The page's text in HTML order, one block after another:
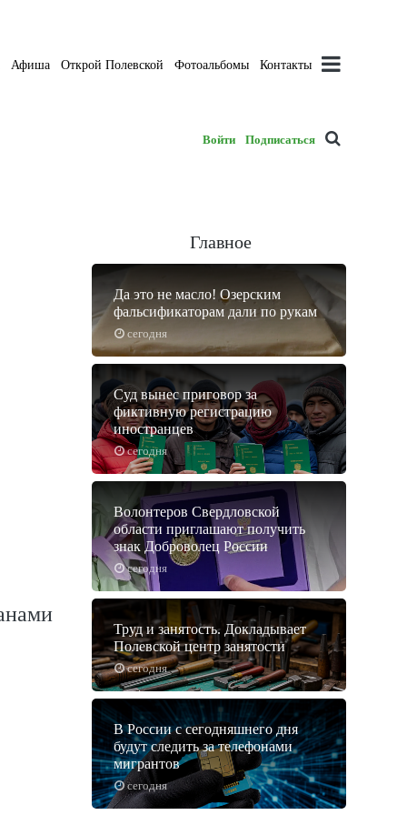
Афиша Открой Полевской Фотоальбомы Контакты
Войти Подписаться
Главное
сегодня
Да это не масло! Озерским
фальсификаторам дали по рукам
сегодня
Суд вынес приговор за
фиктивную регистрацию
иностранцев
сегодня
Волонтеров Свердловской
области приглашают получить
знак Доброволец России
сегодня
Труд и занятость. Докладывает
Полевской центр занятости
сегодня
В России с сегодняшнего дня
будут следить за телефонами
мигрантов